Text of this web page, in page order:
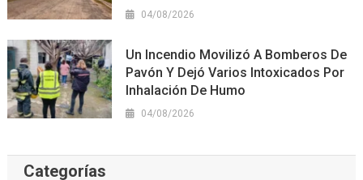
04/08/2026
Un Incendio Movilizó A Bomberos De
Pavón Y Dejó Varios Intoxicados Por
Inhalación De Humo
04/08/2026
Categorías